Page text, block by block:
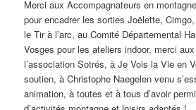
Merci aux Accompagnateurs en
pour encadrer les sorties Joëlette,
le Tir à l’arc, au Comité Départemental
Vosges pour les ateliers indoor, merci
l’association Sotrés, à Je Vois la Vie en
soutien, à Christophe Naegelen venu
animation, à toutes et à tous d’avoir